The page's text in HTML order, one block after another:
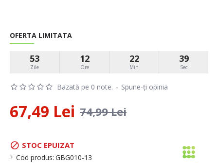
STOC EPUIZAT
Cod produs: GBG010-13
Bazată pe 0 note. - Spune-ţi opinia
OFERTA LIMITATA
53
Zile
12
Ore
22
Min
39
Sec
67,49 Lei 74,99 Lei